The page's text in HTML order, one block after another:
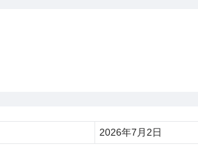
2026年7月2日